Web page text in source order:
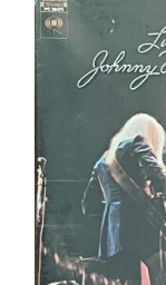
Johnny
Ajouter au panier